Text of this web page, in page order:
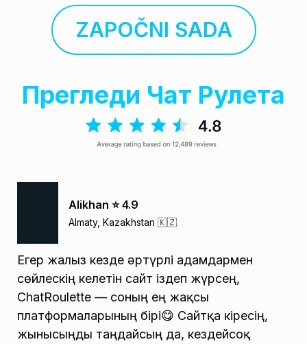
ZAPOČNI SADA
Прегледи Чат Рулета
Alikhan ⭐️ 4.9
Almaty, Kazakhstan 🇰🇿
Егер жалғыз кезде әртүрлі адамдармен
сөйлескің келетін сайт іздеп жүрсең,
ChatRoulette — соның ең жақсы
платформаларының бірі😋 Сайтқа кіресің,
жынысыңды таңдайсың да, кездейсоқ